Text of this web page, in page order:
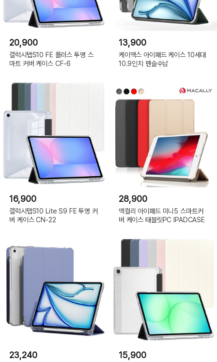
20,900
갤럭시탭S10 FE 플러스 투명 스
마트 커버 케이스 CF-6
13,900
케이맥스 아이패드 케이스 10세대
10.9인치 펜슬수납
16,900
갤럭시탭S10 Lite S9 FE 투명 커
버 케이스 CN-22
28,900
맥컬리 아이패드 미니5 스마트커
버 케이스 태블릿PC IPADCASE
23,240 15,900